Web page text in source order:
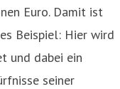
Euro. Damit ist
Beispiel: Hier wird
und dabei ein
seiner